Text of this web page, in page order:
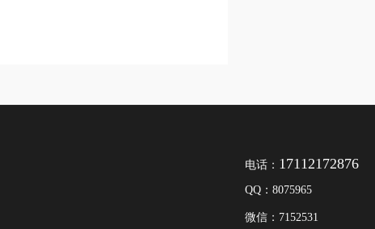
电话： 17112172876
QQ：8075965
微信：7152531